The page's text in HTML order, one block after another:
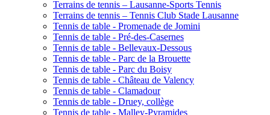
Terrains de tennis – Lausanne-Sports Tennis
Terrains de tennis – Tennis Club Stade Lausanne
Tennis de table - Promenade de Jomini
Tennis de table - Pré-des-Casernes
Tennis de table - Bellevaux-Dessous
Tennis de table - Parc de la Brouette
Tennis de table - Parc du Boisy
Tennis de table - Château de Valency
Tennis de table - Clamadour
Tennis de table - Druey, collège
Tennis de table - Malley-Pyramides